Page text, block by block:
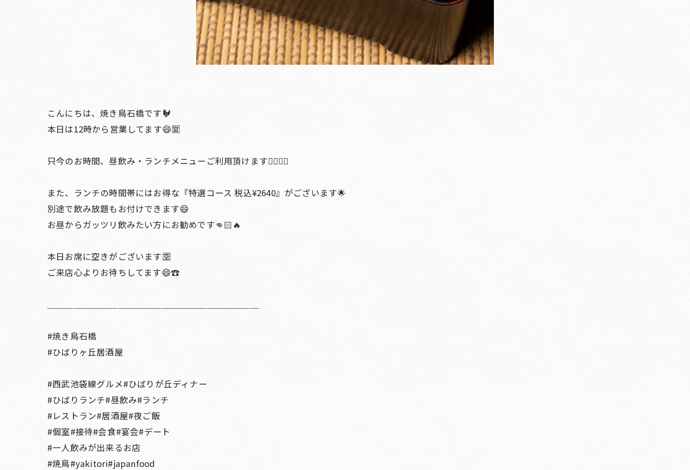
こんにちは、焼き鳥石橋です🐓
本日は12時から営業してます😄🈺
只今のお時間、昼飲み・ランチメニューご利用頂けます👍🏻✨✨
また、ランチの時間帯にはお得な『特選コース 税込¥2640』がございます🌟
別途で飲み放題もお付けできます😄
お昼からガッツリ飲みたい方にお勧めです👊🏻🔥
本日お席に空きがございます🈳
ご来店心よりお待ちしてます😄☎️
#焼き鳥石橋
#ひばりヶ丘居酒屋
#西武池袋線グルメ#ひばりが丘ディナー
#ひばりランチ#昼飲み#ランチ
#レストラン#居酒屋#夜ご飯
#個室#接待#会食#宴会#デート
#一人飲みが出来るお店
#焼鳥#yakitori#japanfood